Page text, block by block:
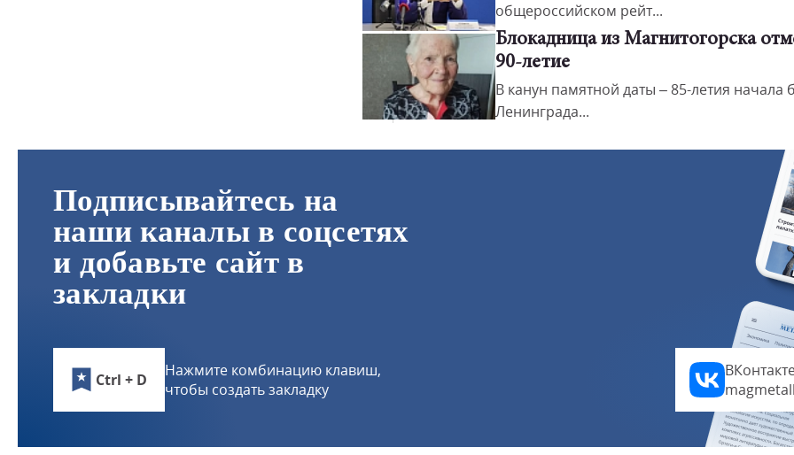
общероссийском рейт...
Блокадница из Магнитогорска
90-летие
В канун памятной даты – 85-летия начала
Ленинграда...
Подписывайтесь на
наши каналы в соцсетях
и добавьте сайт в
закладки
Ctrl + D
Нажмите комбинацию клавиш,
чтобы создать закладку